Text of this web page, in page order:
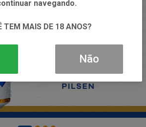
navegando.
TEM MAIS DE 18 ANOS?
Não